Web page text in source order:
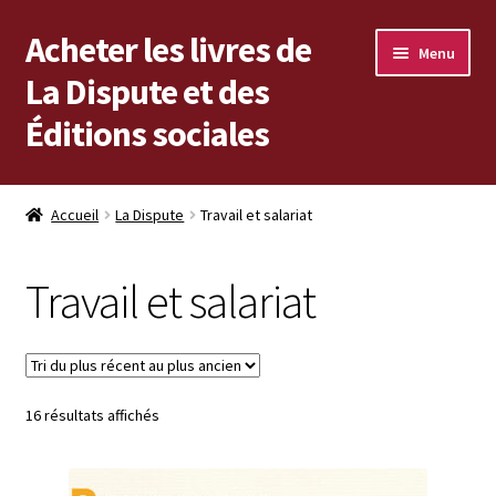
Aller
à
la
navigation
Aller
au
contenu
Acheter les livres de
La Dispute et des
Éditions sociales
Menu
Les livres en vente
Vous cherchez un livre ?
Vers les Éditions sociales
Vers La Dispute
Accueil La Dispute Travail et salariat
Travail et salariat
16 résultats affichésTrié